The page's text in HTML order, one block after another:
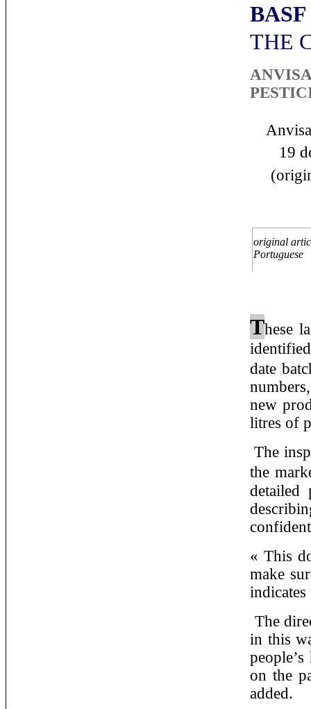
BASF
THE
19 de
original
Portuguese
These
date
new
litres of
The
the
detailed
« This
make
The
in this
on the
added.